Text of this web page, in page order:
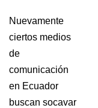
Nuevamente
ciertos medios
de
comunicación
en Ecuador
buscan socavar